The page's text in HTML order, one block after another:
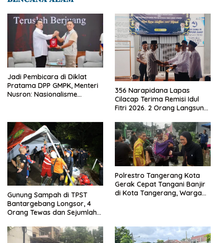
Jadi Pembicara di Diklat
Pratama DPP GMPK, Menteri
Nusron: Nasionalisme
356 Narapidana Lapas
Cilacap Terima Remisi Idul
Fitri 2026. 2 Orang Langsung
Gunung Sampah di TPST
Bantargebang Longsor, 4
Orang Tewas dan Sejumlah
Polrestro Tangerang Kota
Gerak Cepat Tangani Banjir
di Kota Tangerang, Warga